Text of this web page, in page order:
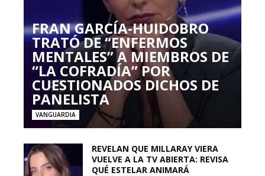
FRAN GARCÍA-HUIDOBRO
TRATÓ DE “ENFERMOS
MENTALES” A MIEMBROS DE
“LA COFRADÍA” POR
CUESTIONADOS DICHOS DE
PANELISTA
VANGUARDIA
REVELAN QUE MILLARAY VIERA
VUELVE A LA TV ABIERTA: REVISA
QUÉ ESTELAR ANIMARÁ